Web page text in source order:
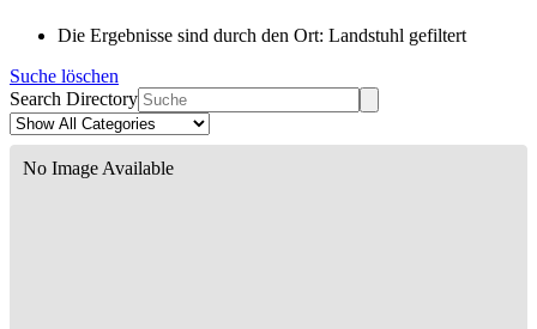
Die Ergebnisse sind durch den Ort: Landstuhl gefiltert
Suche löschen
Search Directory
No Image Available